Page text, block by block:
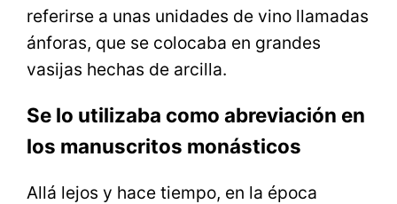
referirse a unas unidades de vino llamadas
ánforas, que se colocaba en grandes
vasijas hechas de arcilla.
Se lo utilizaba como abreviación en
los manuscritos monásticos
Allá lejos y hace tiempo, en la época